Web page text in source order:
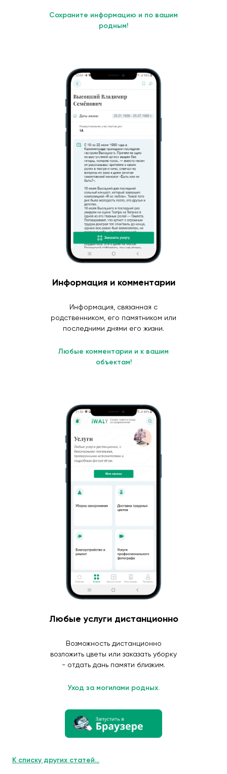
Сохраните информацию и по вашим
родным!
Информация и комментарии
Информация, связанная с
родственником, его памятником или
последними днями его жизни.
Любые комментарии и к вашим
объектам!
Любые услуги дистанционно
Возможность дистанционно
возложить цветы или заказать уборку
- отдать дань памяти близким.
Уход за могилами родных.
К списку других статей...